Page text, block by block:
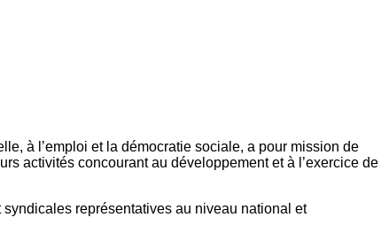
à l’emploi et la démocratie sociale, a pour mission de
activités concourant au développement et à l’exercice de
représentatives au niveau national et